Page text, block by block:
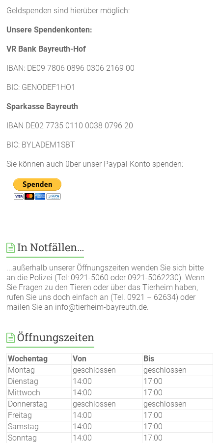
Geldspenden sind hierüber möglich:
Unsere Spendenkonten:
VR Bank Bayreuth-Hof
IBAN: DE09 7806 0896 0306 2169 00
BIC: GENODEF1HO1
Sparkasse Bayreuth
IBAN DE02 7735 0110 0038 0796 20
BIC: BYLADEM1SBT
Sie können auch über unser Paypal Konto spenden:
In Notfällen…
...außerhalb unserer Öffnungszeiten wenden Sie sich bitte
an die Polizei (Tel: 0921-5060 oder 0921-5062230). Wenn
Sie Fragen zu den Tieren oder über das Tierheim haben,
rufen Sie uns doch einfach an (Tel. 0921 – 62634) oder
mailen Sie an info@tierheim-bayreuth.de.
Öffnungszeiten
Wochentag Von
Bis
Montag
geschlossen
geschlossen
Dienstag
14:00
17:00
Mittwoch
14:00
17:00
Donnerstag
geschlossen
geschlossen
Freitag
14:00
17:00
Samstag
14:00
17:00
Sonntag
14:00 17:00